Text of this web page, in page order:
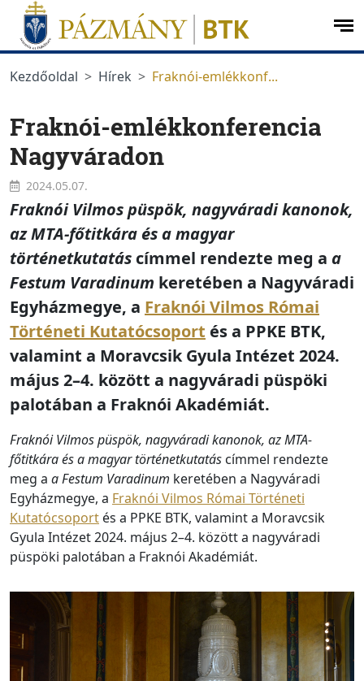
Ugrás a menüre
Ugrás a tartalomra
Kezdőoldal
Hírek Fraknói-emlékkonf...
Fraknói-emlékkonferencia
Nagyváradon
2024.05.07.
Fraknói Vilmos püspök, nagyváradi kanonok,
az MTA-főtitkára és a magyar
történetkutatás címmel rendezte meg a a
Festum Varadinum keretében a Nagyváradi
Egyházmegye, a Fraknói Vilmos Római
Történeti Kutatócsoport és a PPKE BTK,
valamint a Moravcsik Gyula Intézet 2024.
május 2–4. között a nagyváradi püspöki
palotában a Fraknói Akadémiát.
Fraknói Vilmos püspök, nagyváradi kanonok, az MTA-
főtitkára és a magyar történetkutatás címmel rendezte
meg a a Festum Varadinum keretében a Nagyváradi
Egyházmegye, a Fraknói Vilmos Római Történeti
Kutatócsoport és a PPKE BTK, valamint a Moravcsik
Gyula Intézet 2024. május 2–4. között a nagyváradi
püspöki palotában a Fraknói Akadémiát.